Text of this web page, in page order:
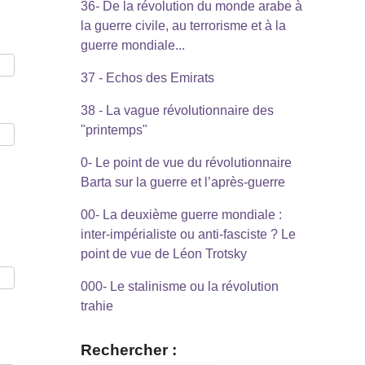
36- De la révolution du monde arabe à
la guerre civile, au terrorisme et à la
guerre mondiale...
37 - Echos des Emirats
38 - La vague révolutionnaire des
"printemps"
0- Le point de vue du révolutionnaire
Barta sur la guerre et l’après-guerre
00- La deuxième guerre mondiale :
inter-impérialiste ou anti-fasciste ? Le
point de vue de Léon Trotsky
000- Le stalinisme ou la révolution
trahie
Rechercher :